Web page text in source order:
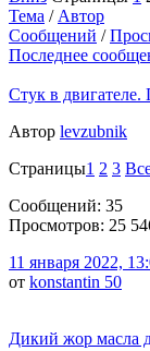
Тема / Автор
Сообщений /
Последнее
Стук в двигателе.
Автор levzubnik
Страницы1 2 3
Сообщений: 35
Просмотров: 25
11 января 2022,
от konstantin 50
Дикий жор масла